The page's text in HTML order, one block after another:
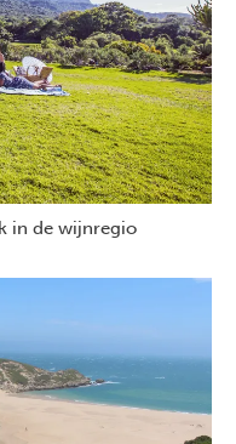
in de wijnregio